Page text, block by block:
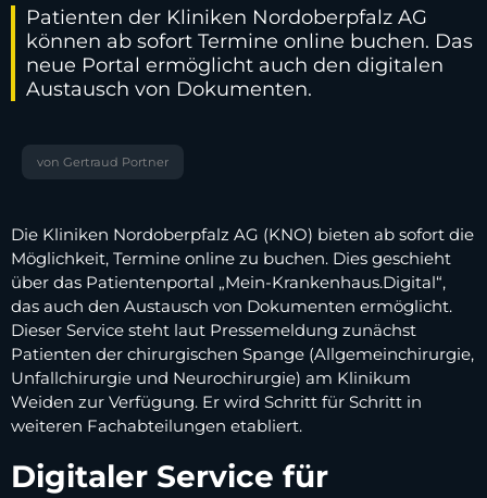
Patienten der Kliniken Nordoberpfalz AG
können ab sofort Termine online buchen. Das
neue Portal ermöglicht auch den digitalen
Austausch von Dokumenten.
von Gertraud Portner
Die Kliniken Nordoberpfalz AG (KNO) bieten ab sofort die
Möglichkeit, Termine online zu buchen. Dies geschieht
über das Patientenportal „Mein-Krankenhaus.Digital“,
das auch den Austausch von Dokumenten ermöglicht.
Dieser Service steht laut Pressemeldung zunächst
Patienten der chirurgischen Spange (Allgemeinchirurgie,
Unfallchirurgie und Neurochirurgie) am Klinikum
Weiden zur Verfügung. Er wird Schritt für Schritt in
weiteren Fachabteilungen etabliert.
Digitaler Service für